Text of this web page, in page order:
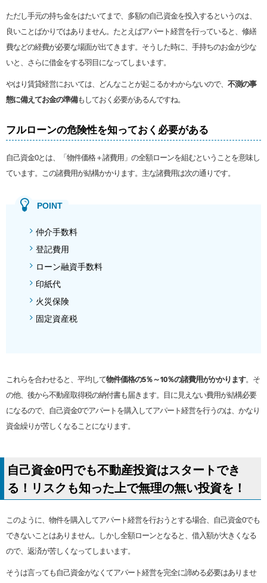
ただし手元の持ち金をはたいてまで、多額の自己資金を投入するというのは、
良いことばかりではありません。たとえばアパート経営を行っていると、修繕
費などの経費が必要な場面が出てきます。そうした時に、手持ちのお金が少な
いと、さらに借金をする羽目になってしまいます。
やはり賃貸経営においては、どんなことが起こるかわからないので、 不測の事
態に備えてお金の準備もしておく必要があるんですね。
フルローンの危険性を知っておく必要がある
自己資金0とは、「物件価格＋諸費用」の全額ローンを組むということを意味し
ています。この諸費用が結構かかります。主な諸費用は次の通りです。
仲介手数料
登記費用
ローン融資手数料
印紙代
火災保険
固定資産税
これらを合わせると、平均して物件価格の5％～10％の諸費用がかかります。そ
の他、後から不動産取得税の納付書も届きます。目に見えない費用が結構必要
になるので、自己資金0でアパートを購入してアパート経営を行うのは、かなり
資金繰りが苦しくなることになります。
自己資金0円でも不動産投資はスタートでき
る！リスクも知った上で無理の無い投資を！
このように、物件を購入してアパート経営を行おうとする場合、自己資金0でも
できないことはありません。しかし全額ローンとなると、借入額が大きくなる
ので、返済が苦しくなってしまいます。
そうは言っても自己資金がなくてアパート経営を完全に諦める必要はありませ